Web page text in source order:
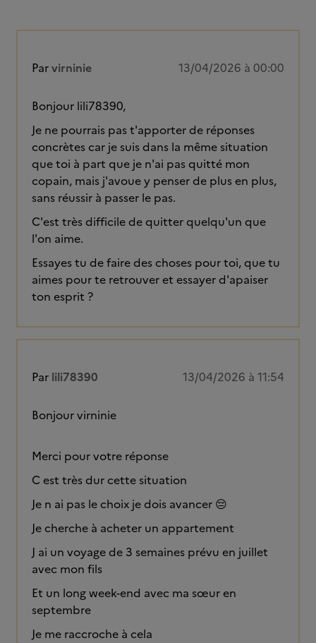
Parvirninie 13/04/2026 à 00:00
Bonjour lili78390,
Je ne pourrais pas t'apporter de réponses
concrètes car je suis dans la même situation
que toi à part que je n'ai pas quitté mon
copain, mais j'avoue y penser de plus en plus,
sans réussir à passer le pas.
C'est très difficile de quitter quelqu'un que
l'on aime.
Essayes tu de faire des choses pour toi, que tu
aimes pour te retrouver et essayer d'apaiser
ton esprit ?
Par lili78390 13/04/2026 à 11:54
Bonjour virninie
Merci pour votre réponse
C est très dur cette situation
Je n ai pas le choix je dois avancer 😔
Je cherche à acheter un appartement
J ai un voyage de 3 semaines prévu en juillet
avec mon fils
Et un long week-end avec ma sœur en
septembre
Je me raccroche à cela